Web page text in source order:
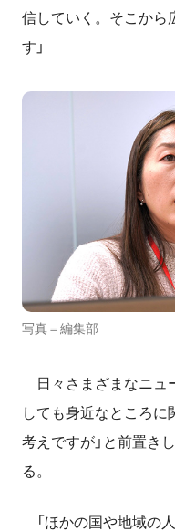
信していく。そこから
す」
写真＝編集部
日々さまざまなニュ
しても身近なところに
考えですが」と前置き
る。
「ほかの国や地域の